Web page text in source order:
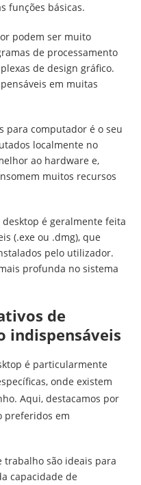
funções básicas.
podem ser muito
de processamento
de design gráfico.
em muitas
para computador é o seu
localmente no
ao hardware e,
muitos recursos
é geralmente feita
(.exe ou .dmg), que
pelo utilizador.
profunda no sistema
de
indispensáveis
é particularmente
onde existem
Aqui, destacamos por
preferidos em
trabalho são ideais para
capacidade de